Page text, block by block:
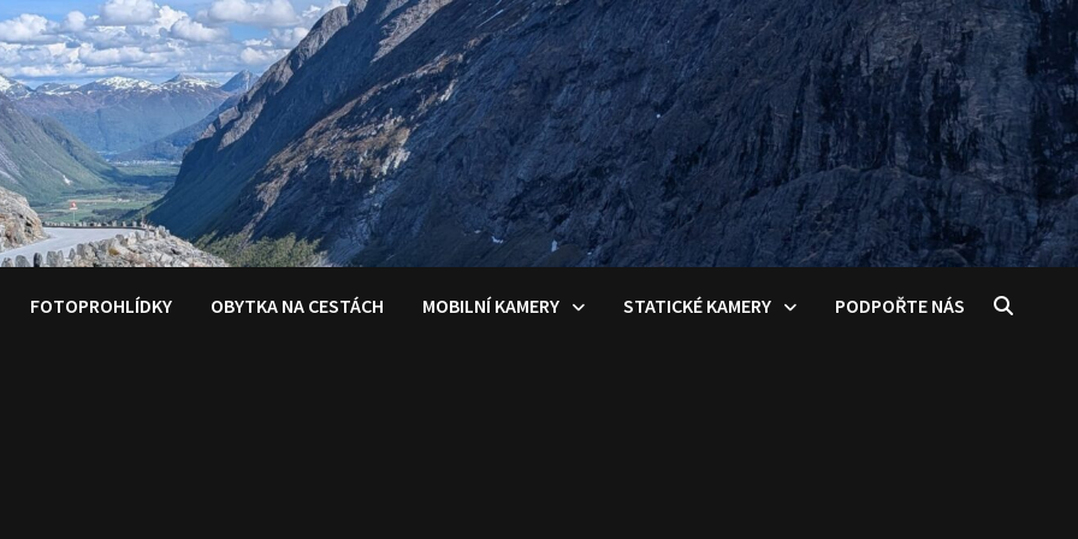
FOTOPROHLÍDKY OBYTKA NA CESTÁCH MOBILNÍ KAMERY STATICKÉ KAMERY PODPOŘTE NÁS